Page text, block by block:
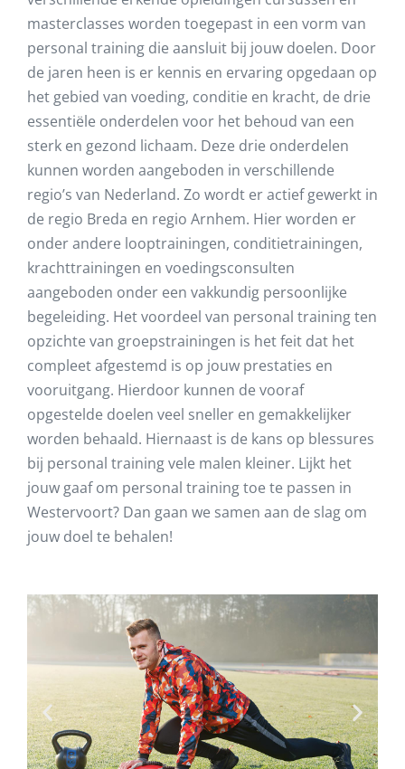
masterclasses worden toegepast in een vorm van
personal training die aansluit bij jouw doelen. Door
de jaren heen is er kennis en ervaring opgedaan op
het gebied van voeding, conditie en kracht, de drie
essentiële onderdelen voor het behoud van een
sterk en gezond lichaam. Deze drie onderdelen
kunnen worden aangeboden in verschillende
regio’s van Nederland. Zo wordt er actief gewerkt in
de regio Breda en regio Arnhem. Hier worden er
onder andere looptrainingen, conditietrainingen,
krachttrainingen en voedingsconsulten
aangeboden onder een vakkundig persoonlijke
begeleiding. Het voordeel van personal training ten
opzichte van groepstrainingen is het feit dat het
compleet afgestemd is op jouw prestaties en
vooruitgang. Hierdoor kunnen de vooraf
opgestelde doelen veel sneller en gemakkelijker
worden behaald. Hiernaast is de kans op blessures
bij personal training vele malen kleiner. Lijkt het
jouw gaaf om personal training toe te passen in
Westervoort? Dan gaan we samen aan de slag om
jouw doel te behalen!